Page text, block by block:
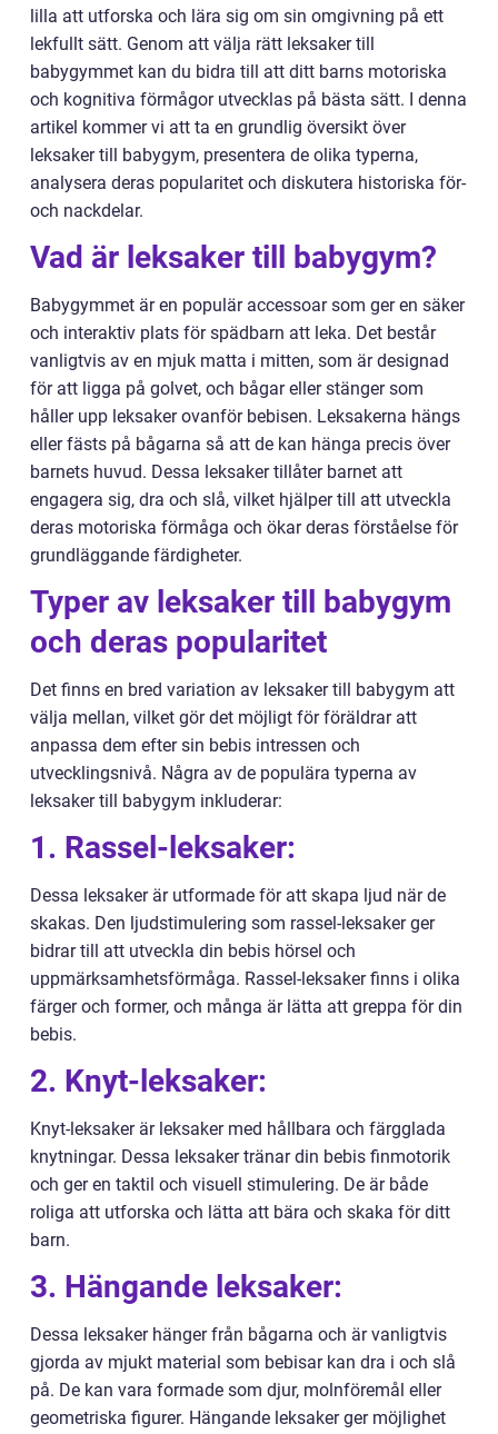
lilla att utforska och lära sig om sin omgivning på ett
lekfullt sätt. Genom att välja rätt leksaker till
babygymmet kan du bidra till att ditt barns motoriska
och kognitiva förmågor utvecklas på bästa sätt. I denna
artikel kommer vi att ta en grundlig översikt över
leksaker till babygym, presentera de olika typerna,
analysera deras popularitet och diskutera historiska för-
och nackdelar.
Vad är leksaker till babygym?
Babygymmet är en populär accessoar som ger en säker
och interaktiv plats för spädbarn att leka. Det består
vanligtvis av en mjuk matta i mitten, som är designad
för att ligga på golvet, och bågar eller stänger som
håller upp leksaker ovanför bebisen. Leksakerna hängs
eller fästs på bågarna så att de kan hänga precis över
barnets huvud. Dessa leksaker tillåter barnet att
engagera sig, dra och slå, vilket hjälper till att utveckla
deras motoriska förmåga och ökar deras förståelse för
grundläggande färdigheter.
Typer av leksaker till babygym
och deras popularitet
Det finns en bred variation av leksaker till babygym att
välja mellan, vilket gör det möjligt för föräldrar att
anpassa dem efter sin bebis intressen och
utvecklingsnivå. Några av de populära typerna av
leksaker till babygym inkluderar:
1. Rassel-leksaker:
Dessa leksaker är utformade för att skapa ljud när de
skakas. Den ljudstimulering som rassel-leksaker ger
bidrar till att utveckla din bebis hörsel och
uppmärksamhetsförmåga. Rassel-leksaker finns i olika
färger och former, och många är lätta att greppa för din
bebis.
2. Knyt-leksaker:
Knyt-leksaker är leksaker med hållbara och färgglada
knytningar. Dessa leksaker tränar din bebis finmotorik
och ger en taktil och visuell stimulering. De är både
roliga att utforska och lätta att bära och skaka för ditt
barn.
3. Hängande leksaker:
Dessa leksaker hänger från bågarna och är vanligtvis
gjorda av mjukt material som bebisar kan dra i och slå
på. De kan vara formade som djur, molnföremål eller
geometriska figurer. Hängande leksaker ger möjlighet